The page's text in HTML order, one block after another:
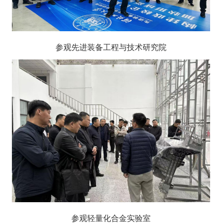
参观先进装备工程与技术研究院
参观轻量化合金实验室